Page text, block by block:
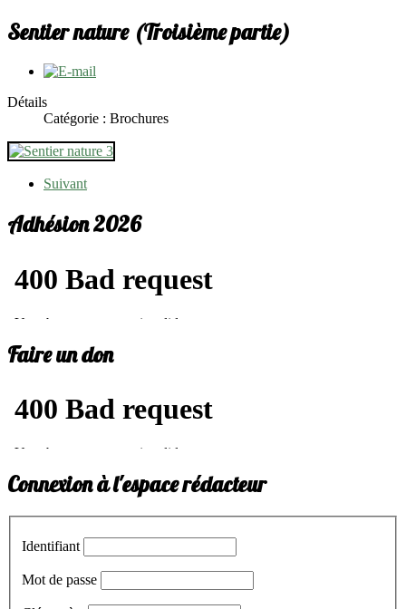
Sentier nature (Troisième partie)
Détails
Catégorie : Brochures
Suivant
Adhésion 2026
Faire un don
Connexion à l'espace rédacteur
Identifiant
Mot de passe